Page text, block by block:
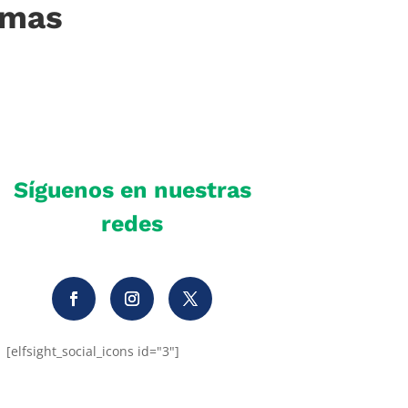
Síguenos en nuestras
redes
[elfsight_social_icons id="3"]